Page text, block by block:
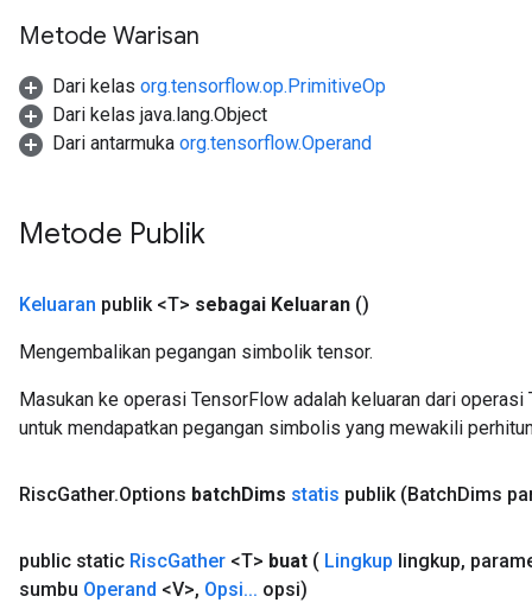
Metode Warisan
Dari kelas org.tensorflow.op.PrimitiveOp
Dari kelas java.lang.Object
Dari antarmuka org.tensorflow.Operand
Metode Publik
Keluaran publik <T> sebagai Keluaran ()
Mengembalikan pegangan simbolik tensor.
Masukan ke operasi TensorFlow adalah keluaran dari
untuk mendapatkan pegangan simbolis yang mewakili
RiscGather.Options batchDims statis publik (BatchDims
public static RiscGather <T> buat ( Lingkup lingkup,
sumbu Operand <V>, Opsi... opsi)